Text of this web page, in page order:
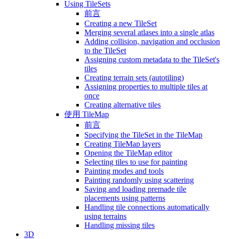
Using TileSets
前言
Creating a new TileSet
Merging several atlases into a single atlas
Adding collision, navigation and occlusion
to the TileSet
Assigning custom metadata to the TileSet's
tiles
Creating terrain sets (autotiling)
Assigning properties to multiple tiles at
once
Creating alternative tiles
使用 TileMap
前言
Specifying the TileSet in the TileMap
Creating TileMap layers
Opening the TileMap editor
Selecting tiles to use for painting
Painting modes and tools
Painting randomly using scattering
Saving and loading premade tile
placements using patterns
Handling tile connections automatically
using terrains
Handling missing tiles
3D